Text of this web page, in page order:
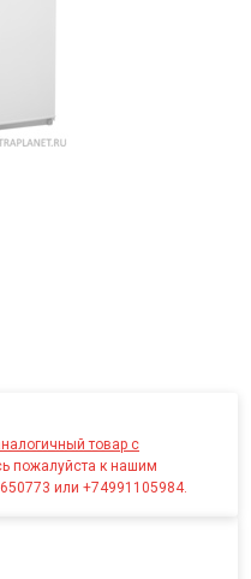
товар с
пожалуйста к нашим
или +74991105984.